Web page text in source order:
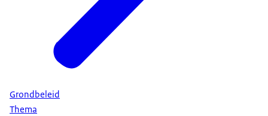
Grondbeleid
Thema